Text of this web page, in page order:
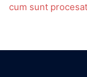
cum sunt